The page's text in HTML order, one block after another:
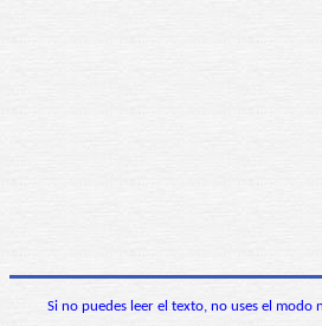
Si no puedes leer el texto, no uses el modo